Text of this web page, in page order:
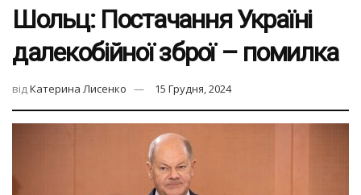
Шольц: Постачання Україні
далекобійної зброї – помилка
відКатерина Лисенко 15 Грудня, 2024